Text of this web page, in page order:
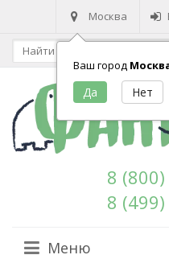
Москва
Ваш город
8
8
Меню